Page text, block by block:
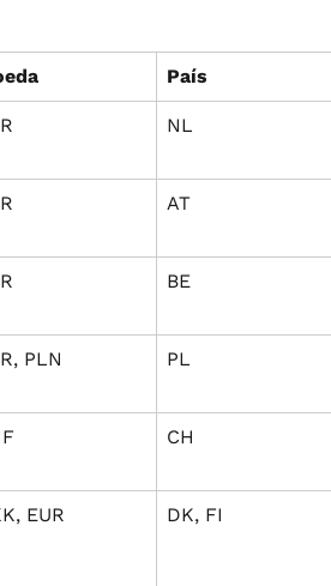
País
NL
AT
BE
PLN PL
CH
EUR DK, FI